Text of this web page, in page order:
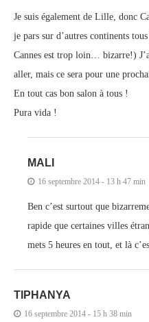
Je suis également de Lille, donc
je pars sur d’autres continents
Cannes est trop loin… bizarre!)
aller, mais ce sera pour une
En tout cas bon salon à tous !
Pura vida !
MALI
16 septembre 2014 - 13 h 47 min
Ben c’est surtout que
rapide que certaines villes
mets 5 heures en tout, et là
TIPHANYA
16 septembre 2014 - 15 h 38 min